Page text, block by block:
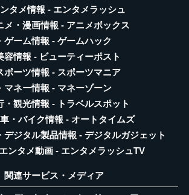
タメ情報 - エンタメラッシュ
メ・漫画情報 - アニメボックス
ゲーム情報 - ゲームハック
容情報 - ビューティーポスト
ポーツ情報 - スポーツマニア
マネー情報 - マネーゾーン
・観光情報 - トラベルスポット
・バイク情報 - オートタイムズ
デジタル製品情報 - デジタルガジェット
ンタメ動画 - エンタメラッシュTV
関連サービス・メディア